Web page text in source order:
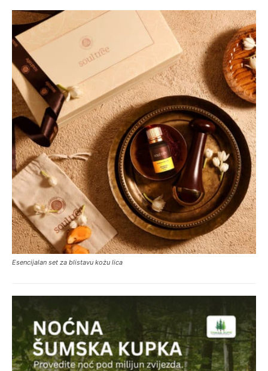
Esencijalan set za blistavu kożu lica